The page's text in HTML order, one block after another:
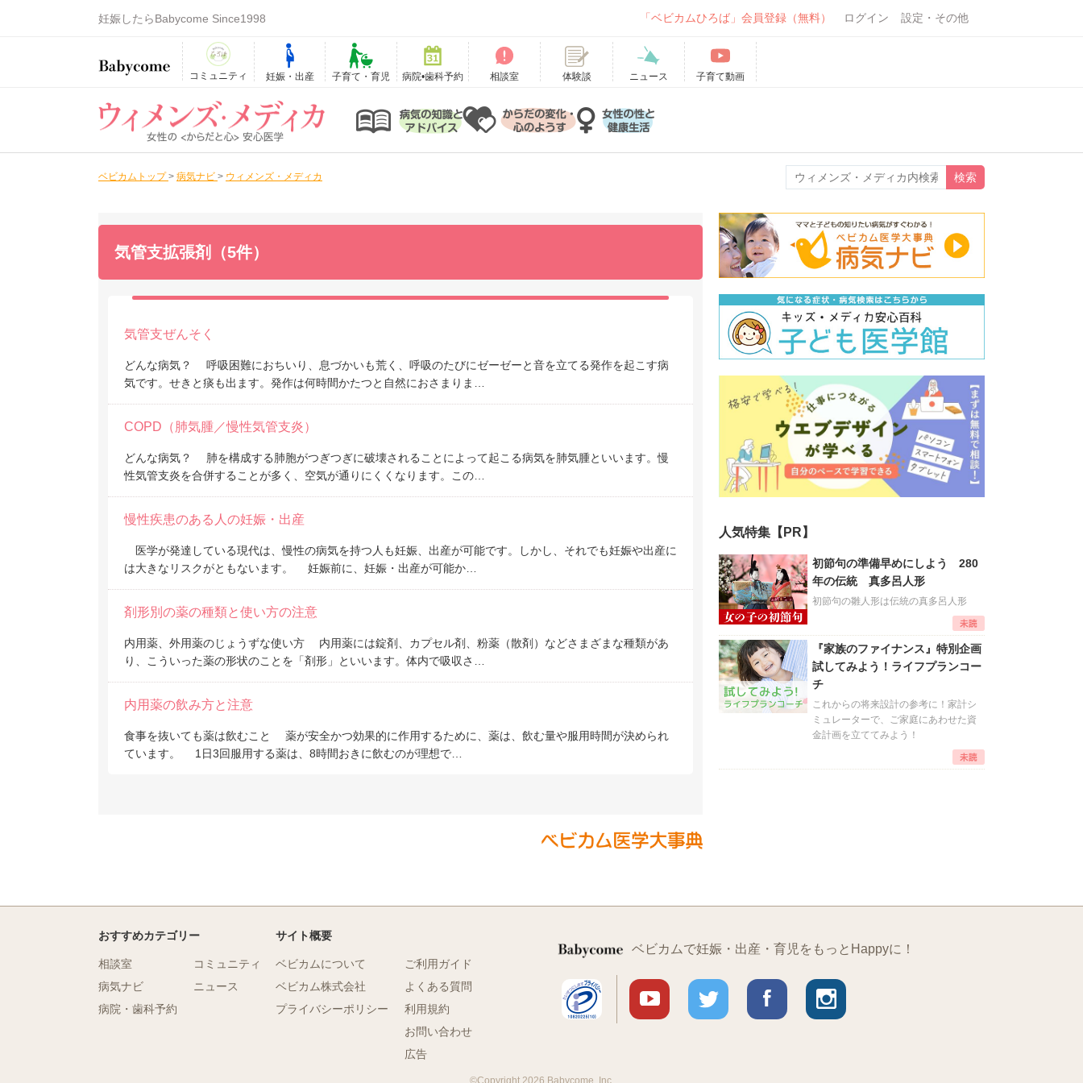
妊娠したらBabycome Since1998 「ベビカムひろば」会員登録（無料） ログイン 設定・その他
コミュニティ 妊娠・出産 子育て・育児 病院•歯科予約 相談室 体験談 ニュース 子育て動画
ベビカムトップ > 病気ナビ > ウィメンズ・メディカ
気管支拡張剤（5件）
気管支ぜんそく
どんな病気？ 呼吸困難におちいり、息づかいも荒く、呼吸のたびにゼーゼーと音を立てる発作を起こす病
気です。せきと痰も出ます。発作は何時間かたつと自然におさまりま…
COPD（肺気腫／慢性気管支炎）
どんな病気？ 肺を構成する肺胞がつぎつぎに破壊されることによって起こる病気を肺気腫といいます。慢
性気管支炎を合併することが多く、空気が通りにくくなります。この…
慢性疾患のある人の妊娠・出産
医学が発達している現代は、慢性の病気を持つ人も妊娠、出産が可能です。しかし、それでも妊娠や出産に
は大きなリスクがともないます。 妊娠前に、妊娠・出産が可能か…
剤形別の薬の種類と使い方の注意
内用薬、外用薬のじょうずな使い方 内用薬には錠剤、カプセル剤、粉薬（散剤）などさまざまな種類があ
り、こういった薬の形状のことを「剤形」といいます。体内で吸収さ…
内用薬の飲み方と注意
食事を抜いても薬は飲むこと 薬が安全かつ効果的に作用するために、薬は、飲む量や服用時間が決められ
ています。 1日3回服用する薬は、8時間おきに飲むのが理想で…
人気特集【PR】
初節句の準備早めにしよう 280
年の伝統 真多呂人形
初節句の雛人形は伝統の真多呂人形
『家族のファイナンス』特別企画
試してみよう！ライフプランコー
チ
これからの将来設計の参考に！家計シ
ミュレーターで、ご家庭にあわせた資
金計画を立ててみよう！
ベビカムで妊娠・出産・育児をもっとHappyに！
おすすめカテゴリー
相談室
病気ナビ
病院・歯科予約
コミュニティ
ニュース
サイト概要
ベビカムについて
ベビカム株式会社
プライバシーポリシー
ご利用ガイド
よくある質問
利用規約
お問い合わせ
広告